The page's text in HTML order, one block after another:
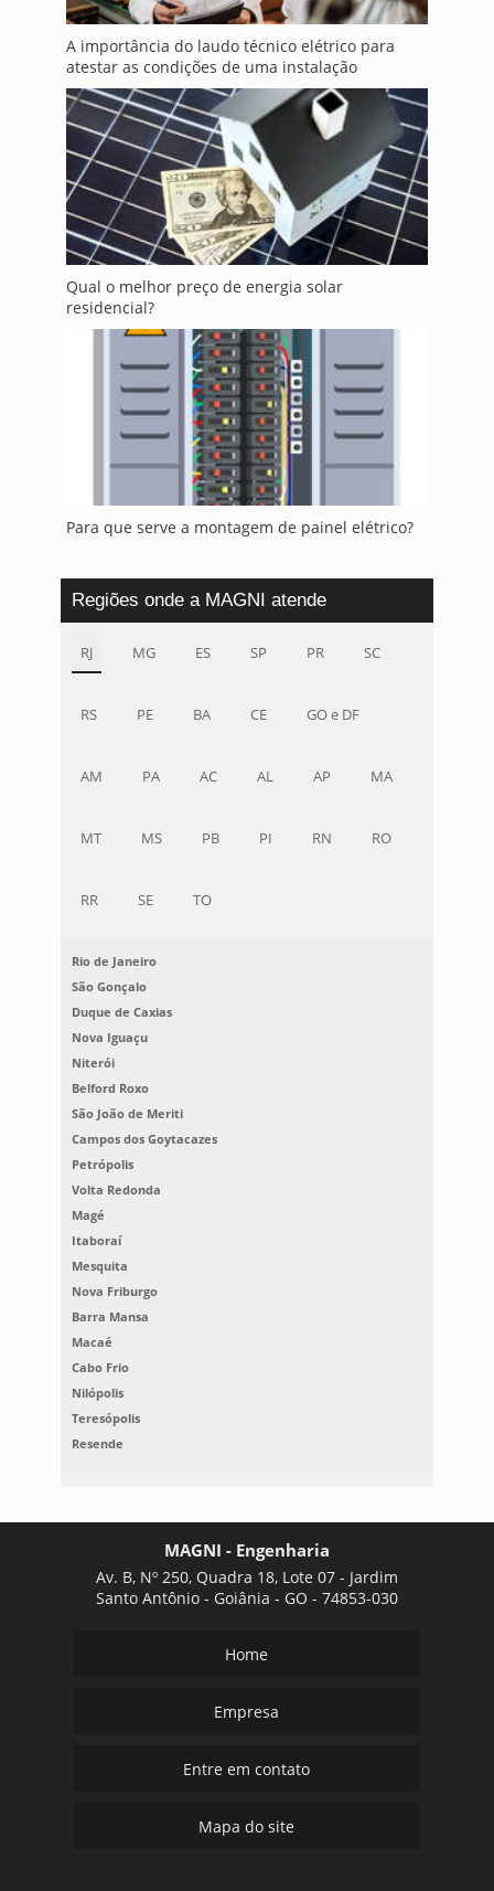
A importância do laudo técnico elétrico para
atestar as condições de uma instalação
Qual o melhor preço de energia solar
residencial?
Para que serve a montagem de painel elétrico?
Regiões onde a MAGNI atende
RJ MG ES SP PR SC
RS PE BA CE GO e DF
AM PA AC AL AP MA
MT MS PB PI RN RO
RR SE TO
Rio de Janeiro
São Gonçalo
Duque de Caxias
Nova Iguaçu
Niterói
Belford Roxo
São João de Meriti
Campos dos Goytacazes
Petrópolis
Volta Redonda
Magé
Itaboraí
Mesquita
Nova Friburgo
Barra Mansa
Macaé
Cabo Frio
Nilópolis
Teresópolis
Resende
MAGNI - Engenharia
Av. B, Nº 250, Quadra 18, Lote 07 - Jardim
Santo Antônio - Goiânia - GO - 74853-030
Home
Empresa
Entre em contato
Mapa do site